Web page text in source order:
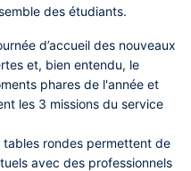
des étudiants.
d’accueil des nouveaux
et, bien entendu, le
phares de l'année et
les 3 missions du service
rondes permettent de
avec des professionnels